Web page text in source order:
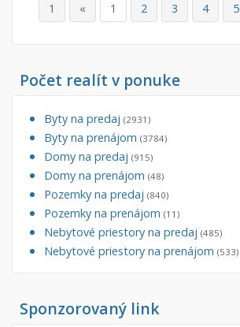
1 « 1 2 3 4 5
Počet realít v ponuke
Byty na predaj (2931)
Byty na prenájom (3784)
Domy na predaj (915)
Domy na prenájom (48)
Pozemky na predaj (840)
Pozemky na prenájom (11)
Nebytové priestory na predaj (485)
Nebytové priestory na prenájom (533)
Sponzorovaný link